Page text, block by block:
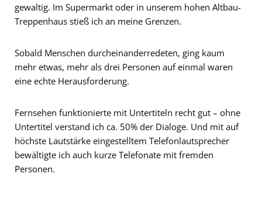
gewaltig. Im Supermarkt oder in unserem hohen Altbau-
Treppenhaus stieß ich an meine Grenzen.
Sobald Menschen durcheinanderredeten, ging kaum
mehr etwas, mehr als drei Personen auf einmal waren
eine echte Herausforderung.
Fernsehen funktionierte mit Untertiteln recht gut – ohne
Untertitel verstand ich ca. 50% der Dialoge. Und mit auf
höchste Lautstärke eingestelltem Telefonlautsprecher
bewältigte ich auch kurze Telefonate mit fremden
Personen.